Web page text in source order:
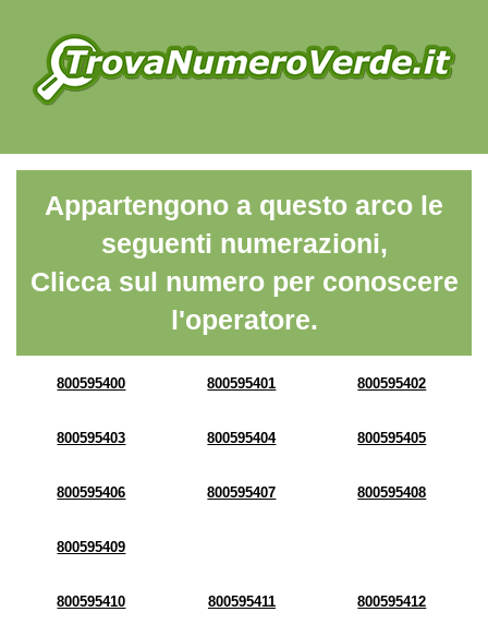
Appartengono a questo arco le
seguenti numerazioni,
Clicca sul numero per conoscere
l'operatore.
800595400 800595401 800595402
800595403 800595404 800595405
800595406 800595407 800595408
800595409
800595410 800595411 800595412